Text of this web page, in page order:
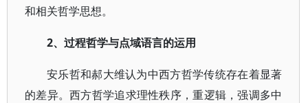
和相关哲学思想。
2、过程哲学与点域语言的运用
安乐哲和郝大维认为中西方哲学传统存在着显著
的差异。西方哲学追求理性秩序，重逻辑，强调多中